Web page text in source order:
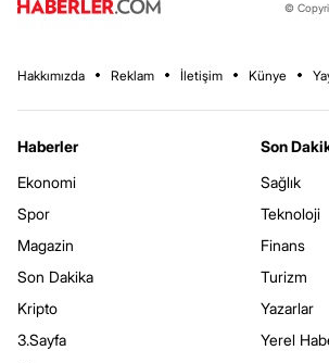
©
Hakkımızda Reklam İletişim Künye
Haberler
Ekonomi
Spor
Magazin
Son Dakika
Kripto
3.Sayfa
Son
Sağlık
Teknoloji
Finans
Turizm
Yazarlar
Yerel